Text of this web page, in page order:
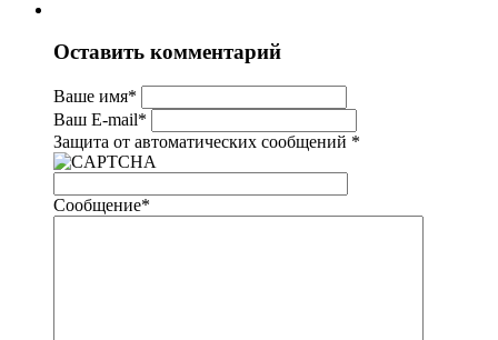
Оставить комментарий
Ваше имя*
Ваш E-mail*
Защита от автоматических сообщений *
Сообщение*